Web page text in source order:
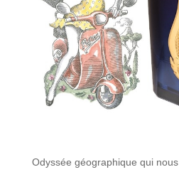
Odyssée géographique qui